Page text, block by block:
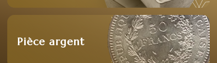
Pièce argent